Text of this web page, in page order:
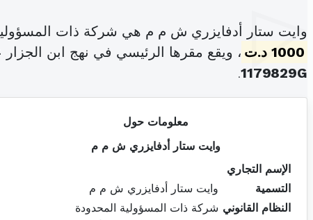
وايت ستار أدفايزري ش م م هي شركة ذات
1000 د.ت
، ويقع مقرها الرئيسي في نهج ابن الجزار عد1د بلوك أ الطابق1 باب
1179829G
.
معلومات حول
وايت ستار أدفايزري ش م م
الإسم التجاري
التسمية
وايت ستار أدفايزري ش م م
النظام القانوني شركة ذات المسؤولية المحدودة